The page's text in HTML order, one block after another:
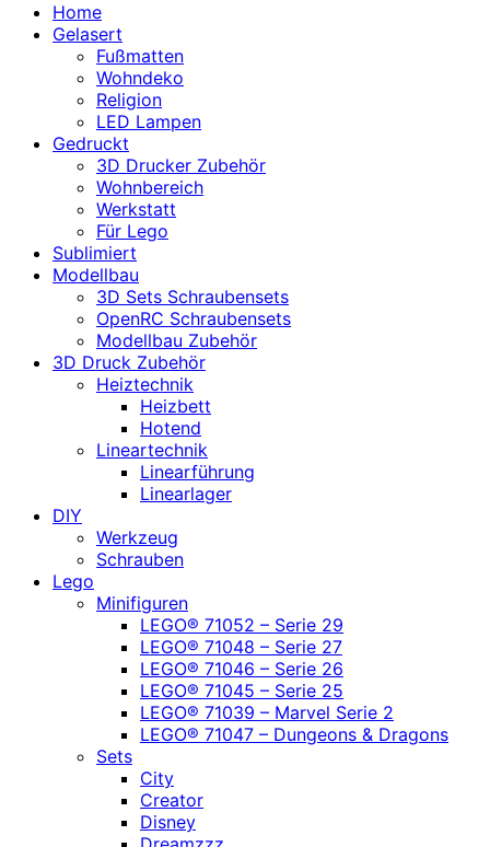
Home
Gelasert
Fußmatten
Wohndeko
Religion
LED Lampen
Gedruckt
3D Drucker Zubehör
Wohnbereich
Werkstatt
Für Lego
Sublimiert
Modellbau
3D Sets Schraubensets
OpenRC Schraubensets
Modellbau Zubehör
3D Druck Zubehör
Heiztechnik
Heizbett
Hotend
Lineartechnik
Linearführung
Linearlager
DIY
Werkzeug
Schrauben
Lego
Minifiguren
LEGO® 71052 – Serie 29
LEGO® 71048 – Serie 27
LEGO® 71046 – Serie 26
LEGO® 71045 – Serie 25
LEGO® 71039 – Marvel Serie 2
LEGO® 71047 – Dungeons & Dragons
Sets
City
Creator
Disney